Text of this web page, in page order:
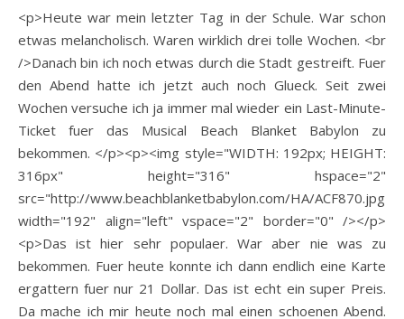
<p>Heute war mein letzter Tag in der Schule. War schon
etwas melancholisch. Waren wirklich drei tolle Wochen. <br
/>Danach bin ich noch etwas durch die Stadt gestreift. Fuer
den Abend hatte ich jetzt auch noch Glueck. Seit zwei
Wochen versuche ich ja immer mal wieder ein Last-Minute-
Ticket fuer das Musical Beach Blanket Babylon zu
bekommen. </p><p><img style="WIDTH: 192px; HEIGHT:
316px" height="316" hspace="2"
src="http://www.beachblanketbabylon.com/HA/ACF870.jpg"
width="192" align="left" vspace="2" border="0" /></p>
<p>Das ist hier sehr populaer. War aber nie was zu
bekommen. Fuer heute konnte ich dann endlich eine Karte
ergattern fuer nur 21 Dollar. Das ist echt ein super Preis.
Da mache ich mir heute noch mal einen schoenen Abend.